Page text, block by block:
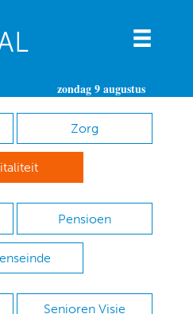
zondag 9 augustus
Zorg
Pensioen
Senioren Visie